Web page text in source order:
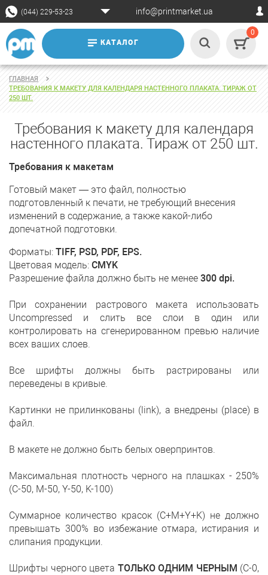
(044) 229-53-23 info@printmarket.ua
КАТАЛОГ
0
ГЛАВНАЯ
ТРЕБОВАНИЯ К МАКЕТУ ДЛЯ КАЛЕНДАРЯ НАСТЕННОГО ПЛАКАТА. ТИРАЖ ОТ
250 ШТ.
Требования к макету для календаря
настенного плаката. Тираж от 250 шт.
Требования к макетам
Готовый макет — это файл, полностью
подготовленный к печати, не требующий внесения
изменений в содержание, а также какой-либо
допечатной подготовки.
Форматы: TIFF, PSD, PDF, EPS.
Цветовая модель: CMYK
Разрешение файла должно быть не менее 300 dpi.
При сохранении растрового макета использовать
Uncompressed и слить все слои в один или
контролировать на сгенерированном превью наличие
всех ваших слоев.
Все шрифты должны быть растрированы или
переведены в кривые.
Картинки не прилинкованы (link), а внедрены (place) в
файл.
В макете не должно быть белых оверпринтов.
Максимальная плотность черного на плашках - 250%
(С-50, M-50, Y-50, K-100)
Суммарное количество красок (C+M+Y+K) не должно
превышать 300% во избежание отмара, истирания и
слипания продукции.
Шрифты черного цвета ТОЛЬКО ОДНИМ ЧЕРНЫМ (С-0,